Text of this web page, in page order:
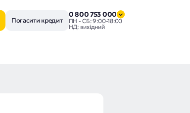
Погасити кредит
0 800 753 000
ПН - СБ: 9:00-18:00
НД: вихідний